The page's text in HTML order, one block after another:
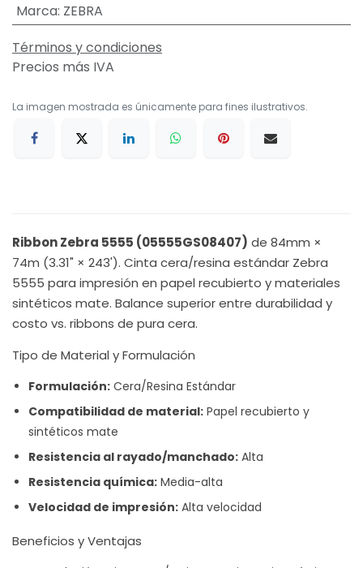
Marca: ZEBRA
Términos y condiciones
Precios más IVA
La imagen mostrada es únicamente para fines ilustrativos.
Ribbon Zebra 5555 (05555GS08407) de 84mm ×
74m (3.31" × 243'). Cinta cera/resina estándar Zebra
5555 para impresión en papel recubierto y materiales
sintéticos mate. Balance superior entre durabilidad y
costo vs. ribbons de pura cera.
Tipo de Material y Formulación
Formulación: Cera/Resina Estándar
Compatibilidad de material: Papel recubierto y
sintéticos mate
Resistencia al rayado/manchado: Alta
Resistencia química: Media-alta
Velocidad de impresión: Alta velocidad
Beneficios y Ventajas